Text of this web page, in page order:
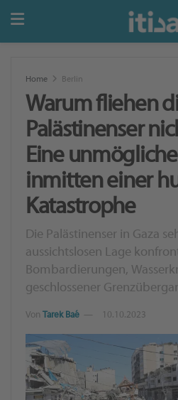
Home Berlin
Warum fliehen
Palästinenser
Eine
inmitten einer
Katastrophe
Die Palästinenser in Gaza
aussichtslosen Lage
Bombardierungen,
geschlossener
Von Tarek Baé 10.10.2023